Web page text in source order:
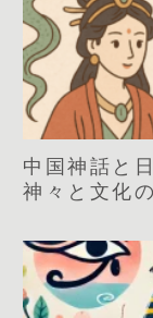
中国神話と
神々と文化